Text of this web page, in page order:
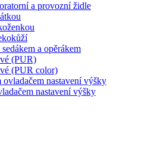
a provozní židle
a opěrákem
(PUR)
(PUR color)
ovladačem nastavení výšky
nastavení výšky